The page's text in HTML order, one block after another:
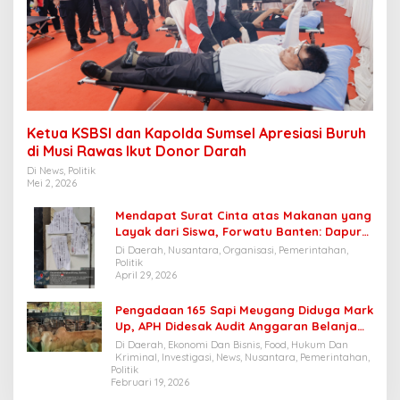
Ketua KSBSI dan Kapolda Sumsel Apresiasi Buruh
di Musi Rawas Ikut Donor Darah
Di News, Politik
Mei 2, 2026
Mendapat Surat Cinta atas Makanan yang
Layak dari Siswa, Forwatu Banten: Dapur
SPPG Cibungur Pasir patut dijadikan
Contoh
Di Daerah, Nusantara, Organisasi, Pemerintahan,
Politik
April 29, 2026
Pengadaan 165 Sapi Meugang Diduga Mark
Up, APH Didesak Audit Anggaran Belanja
Pengadaan Sapi Di Dinas Pertanian Dan
Peternakan Bener Meriah
Di Daerah, Ekonomi Dan Bisnis, Food, Hukum Dan
Kriminal, Investigasi, News, Nusantara, Pemerintahan,
Politik
Februari 19, 2026